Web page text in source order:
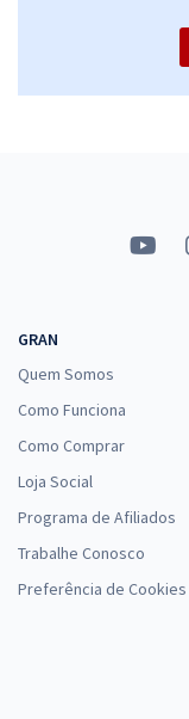
GRAN
Quem Somos
Como Funciona
Como Comprar
Loja Social
Programa de Afiliados
Trabalhe Conosco
Preferência de Cookies